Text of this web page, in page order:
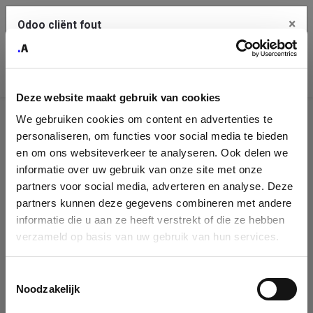
Deze website maakt gebruik van cookies
We gebruiken cookies om content en advertenties te
personaliseren, om functies voor social media te bieden
en om ons websiteverkeer te analyseren. Ook delen we
informatie over uw gebruik van onze site met onze
partners voor social media, adverteren en analyse. Deze
partners kunnen deze gegevens combineren met andere
informatie die u aan ze heeft verstrekt of die ze hebben
verzameld op basis van uw gebruik van hun services.
Noodzakelijk
Identificatie
onderneming
Please fill in your company details
You can search a company in our database by name, VAT or
enterprise ID. When a company is selected it will auto-complete the
form. If you don't find your company in our database, you can create
Odoo cliënt fout ×
klembord
Je dient de kopieer knop te gebruiken om de fout te melden
aan support.
Bekijk details